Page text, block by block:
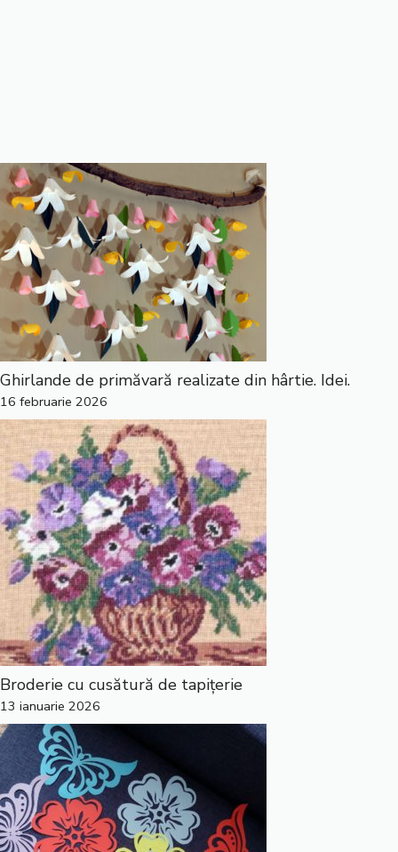
Ghirlande de primăvară realizate din hârtie. Idei.
16 februarie 2026
Broderie cu cusătură de tapițerie
13 ianuarie 2026